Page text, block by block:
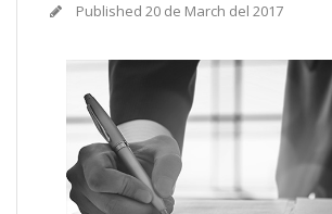
Published 20 de March del 2017